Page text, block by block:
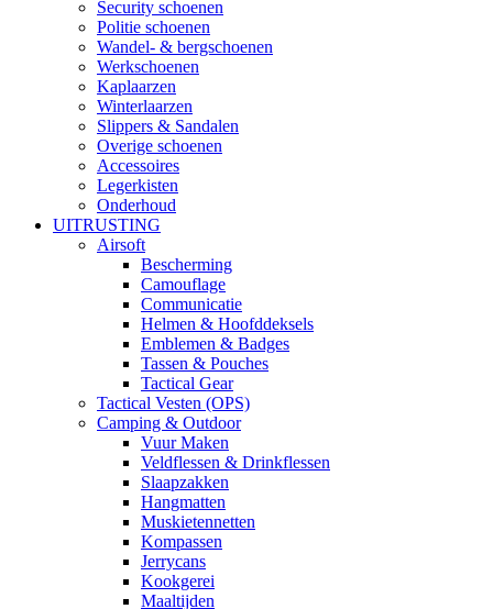
Security schoenen
Politie schoenen
Wandel- & bergschoenen
Werkschoenen
Kaplaarzen
Winterlaarzen
Slippers & Sandalen
Overige schoenen
Accessoires
Legerkisten
Onderhoud
UITRUSTING
Airsoft
Bescherming
Camouflage
Communicatie
Helmen & Hoofddeksels
Emblemen & Badges
Tassen & Pouches
Tactical Gear
Tactical Vesten (OPS)
Camping & Outdoor
Vuur Maken
Veldflessen & Drinkflessen
Slaapzakken
Hangmatten
Muskietennetten
Kompassen
Jerrycans
Kookgerei
Maaltijden